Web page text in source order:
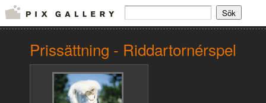
Prissättning - Riddartornérspel